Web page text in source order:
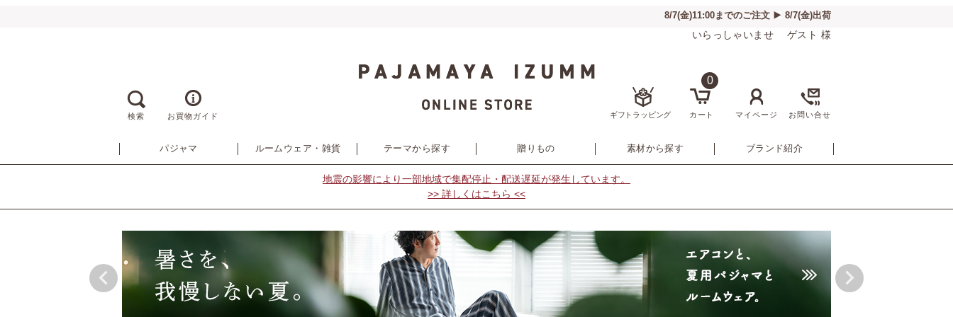
いらっしゃいませ ゲスト 様
検索 お買物ガイド ギフトラッピング
0
カート マイページ お問い合せ
パジャマ ルームウェア・雑貨 テーマから探す 贈りもの 素材から探す ブランド紹介
地震の影響により一部地域で集配停止・配送遅延が発生しています。
>> 詳しくはこちら <<